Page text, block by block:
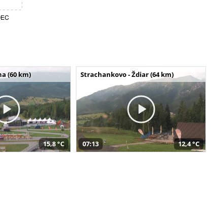
(60 km)
15,8 °C
Strachankovo - Ždiar (64 km)
07:13 12,4 °C